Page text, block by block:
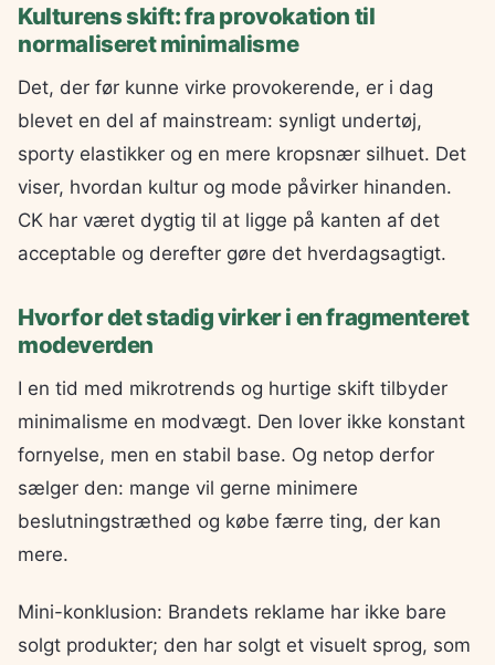
Kulturens skift: fra provokation til
normaliseret minimalisme
Det, der før kunne virke provokerende, er i dag
blevet en del af mainstream: synligt undertøj,
sporty elastikker og en mere kropsnær silhuet. Det
viser, hvordan kultur og mode påvirker hinanden.
CK har været dygtig til at ligge på kanten af det
acceptable og derefter gøre det hverdagsagtigt.
Hvorfor det stadig virker i en fragmenteret
modeverden
I en tid med mikrotrends og hurtige skift tilbyder
minimalisme en modvægt. Den lover ikke konstant
fornyelse, men en stabil base. Og netop derfor
sælger den: mange vil gerne minimere
beslutningstræthed og købe færre ting, der kan
mere.
Mini-konklusion: Brandets reklame har ikke bare
solgt produkter; den har solgt et visuelt sprog, som